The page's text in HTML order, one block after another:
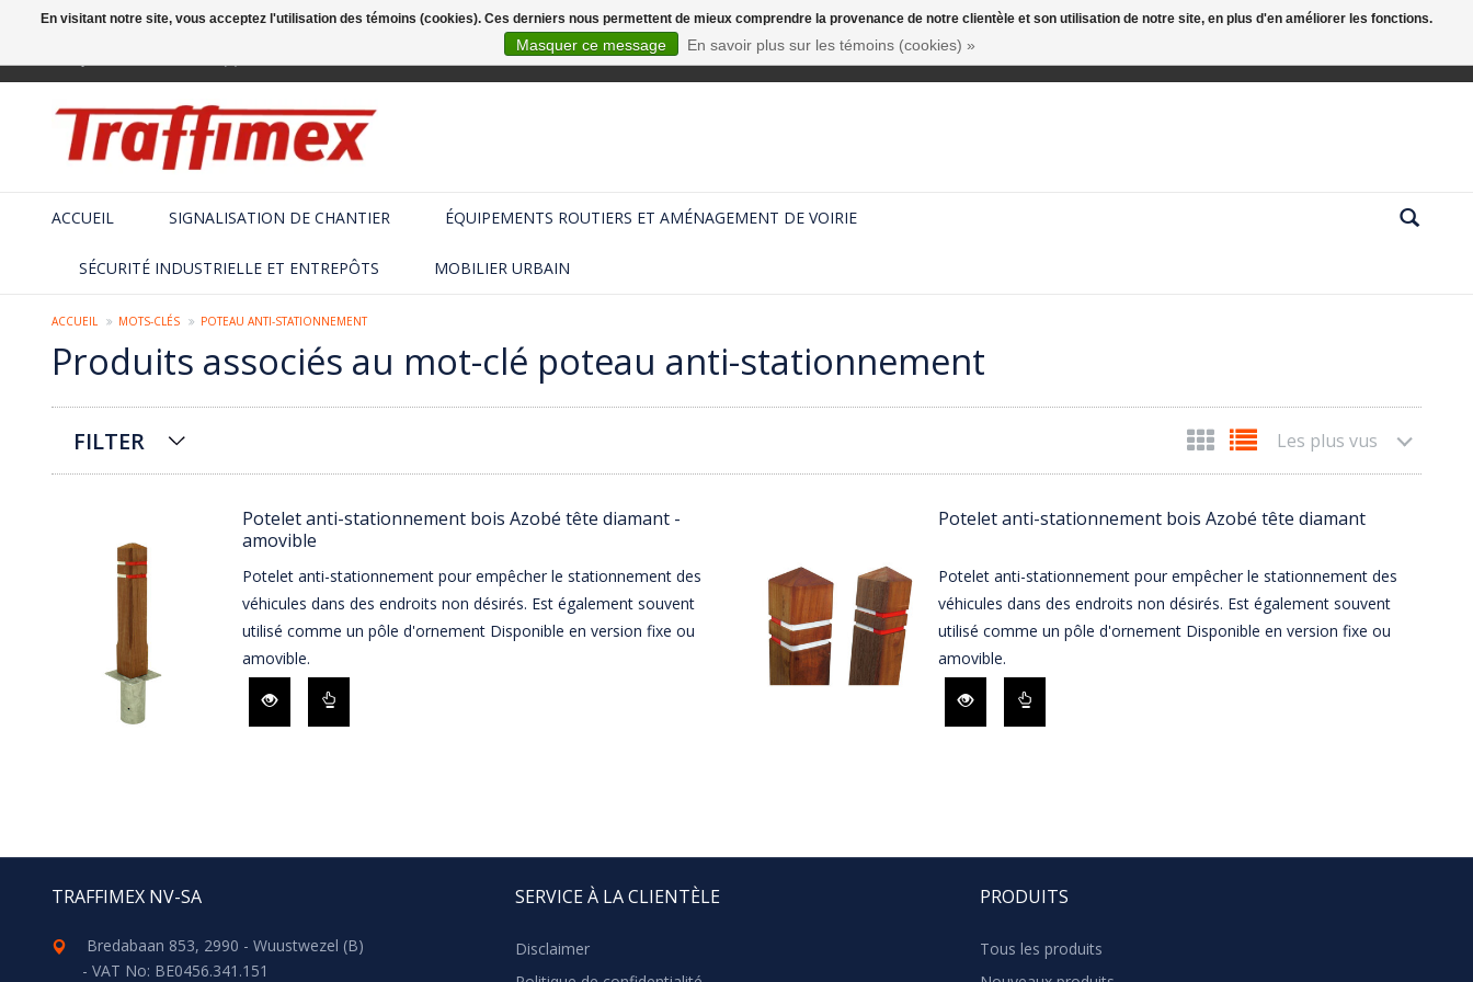
ACCUEIL SIGNALISATION DE CHANTIER ÉQUIPEMENTS ROUTIERS ET AMÉNAGEMENT DE VOIRIE
SÉCURITÉ INDUSTRIELLE ET ENTREPÔTS MOBILIER URBAIN
ACCUEIL MOTS-CLÉS POTEAU ANTI-STATIONNEMENT
Produits associés au mot-clé poteau anti-stationnement
FILTER Les plus vus
Potelet anti-stationnement bois Azobé tête diamant -
amovible
Potelet anti-stationnement pour empêcher le stationnement des
véhicules dans des endroits non désirés. Est également souvent
utilisé comme un pôle d'ornement Disponible en version fixe ou
amovible.
Potelet anti-stationnement bois Azobé tête diamant
Potelet anti-stationnement pour empêcher le stationnement des
véhicules dans des endroits non désirés. Est également souvent
utilisé comme un pôle d'ornement Disponible en version fixe ou
amovible.
TRAFFIMEX NV-SA
Bredabaan 853, 2990 - Wuustwezel (B)
- VAT No: BE0456.341.151
SERVICE À LA CLIENTÈLE
Disclaimer
PRODUITS
Tous les produits
En visitant notre site, vous acceptez l'utilisation des témoins (cookies). Ces derniers nous permettent de mieux comprendre la provenance de notre clientèle et son utilisation de notre site, en plus d'en améliorer les fonctions.
Masquer ce message En savoir plus sur les témoins (cookies) »